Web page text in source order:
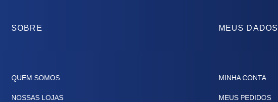
SOBRE
QUEM SOMOS
NOSSAS LOJAS
MEUS DADOS
MINHA CONTA
MEUS PEDIDOS